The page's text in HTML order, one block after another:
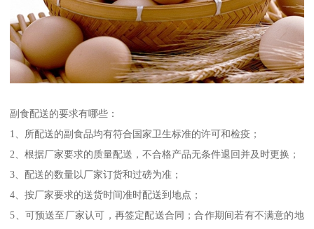
副食配送的要求有哪些：
1、所配送的副食品均有符合国家卫生标准的许可和检疫；
2、根据厂家要求的质量配送，不合格产品无条件退回并及时更换；
3、配送的数量以厂家订货和过磅为准；
4、按厂家要求的送货时间准时配送到地点；
5、可预送至厂家认可，再签定配送合同；合作期间若有不满意的地